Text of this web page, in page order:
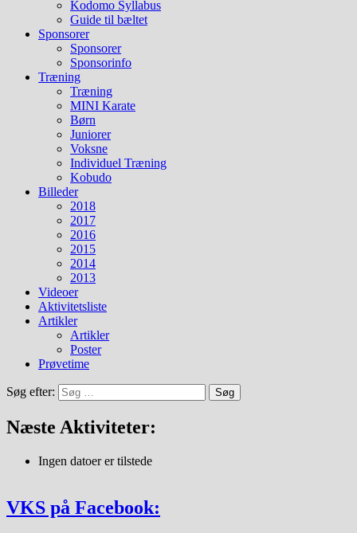
Kodomo Syllabus
Guide til bæltet
Sponsorer
Sponsorer
Sponsorinfo
Træning
Træning
MINI Karate
Børn
Juniorer
Voksne
Individuel Træning
Kobudo
Billeder
2018
2017
2016
2015
2014
2013
Videoer
Aktivitetsliste
Artikler
Artikler
Poster
Prøvetime
Søg efter:
Næste Aktiviteter:
Ingen datoer er tilstede
VKS på Facebook: